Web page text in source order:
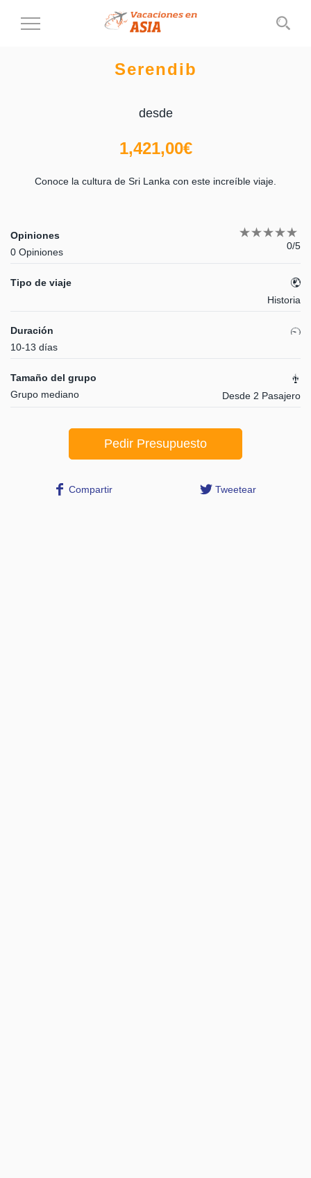
Cambiar
Serendib
desde
1,421,00€
Conoce la cultura de Sri Lanka con este increíble viaje.
Opiniones
0 Opiniones
0/5
Tipo de viaje
Historia
Duración
10-13 días
Tamaño del grupo
Grupo mediano
Desde 2 Pasajero
Pedir Presupuesto
Compartir Tweetear